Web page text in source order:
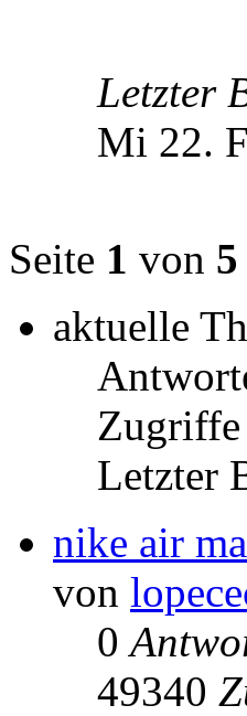
Letzter
Mi 22.
Seite 1 von 5
aktuelle
Zugriffe
Letzter
nike air
von
0
49340